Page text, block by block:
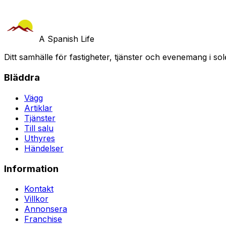
A Spanish Life
Ditt samhälle för fastigheter, tjänster och evenemang i
Bläddra
Vägg
Artiklar
Tjänster
Till salu
Uthyres
Händelser
Information
Kontakt
Villkor
Annonsera
Franchise